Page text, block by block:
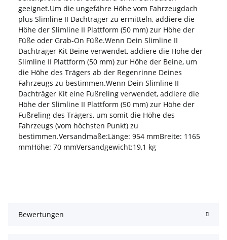
geeignet.Um die ungefähre Höhe vom Fahrzeugdach
plus Slimline II Dachträger zu ermitteln, addiere die
Höhe der Slimline II Plattform (50 mm) zur Höhe der
Füße oder Grab-On Füße.Wenn Dein Slimline II
Dachträger Kit Beine verwendet, addiere die Höhe der
Slimline II Plattform (50 mm) zur Höhe der Beine, um
die Höhe des Trägers ab der Regenrinne Deines
Fahrzeugs zu bestimmen.Wenn Dein Slimline II
Dachträger Kit eine Fußreling verwendet, addiere die
Höhe der Slimline II Plattform (50 mm) zur Höhe der
Fußreling des Trägers, um somit die Höhe des
Fahrzeugs (vom höchsten Punkt) zu
bestimmen.Versandmaße:Länge: 954 mmBreite: 1165
mmHöhe: 70 mmVersandgewicht:19,1 kg
Bewertungen